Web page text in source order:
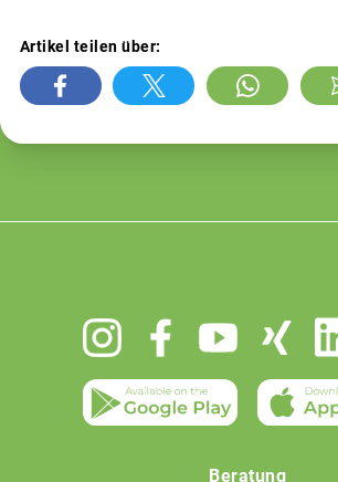
Artikel teilen über:
Beratung